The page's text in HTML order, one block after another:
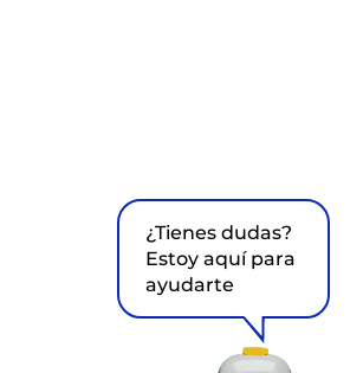
¿Tienes dudas?
Estoy aquí para
ayudarte